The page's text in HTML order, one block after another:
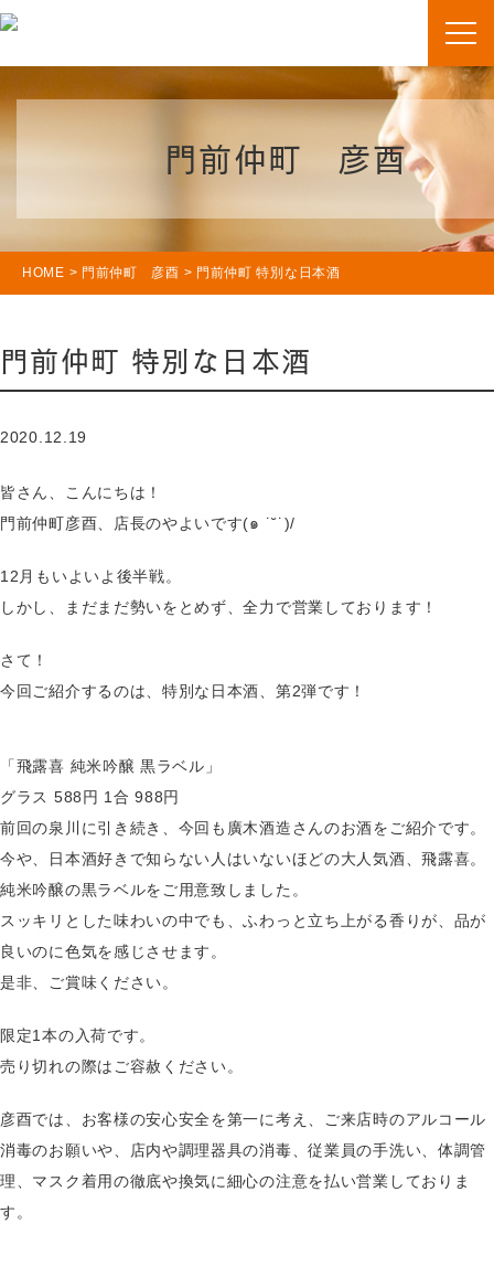
門前仲町 彦酉
HOME > 門前仲町 彦酉 > 門前仲町 特別な日本酒
門前仲町 特別な日本酒
2020.12.19
皆さん、こんにちは！
門前仲町彦酉、店長のやよいです(๑ ˙˘˙)/
12月もいよいよ後半戦。
しかし、まだまだ勢いをとめず、全力で営業しております！
さて！
今回ご紹介するのは、特別な日本酒、第2弾です！
「飛露喜 純米吟醸 黒ラベル」
グラス 588円 1合 988円
前回の泉川に引き続き、今回も廣木酒造さんのお酒をご紹介です。
今や、日本酒好きで知らない人はいないほどの大人気酒、飛露喜。
純米吟醸の黒ラベルをご用意致しました。
スッキリとした味わいの中でも、ふわっと立ち上がる香りが、品が
良いのに色気を感じさせます。
是非、ご賞味ください。
限定1本の入荷です。
売り切れの際はご容赦ください。
彦酉では、お客様の安心安全を第一に考え、ご来店時のアルコール
消毒のお願いや、店内や調理器具の消毒、従業員の手洗い、体調管
理、マスク着用の徹底や換気に細心の注意を払い営業しておりま
す。